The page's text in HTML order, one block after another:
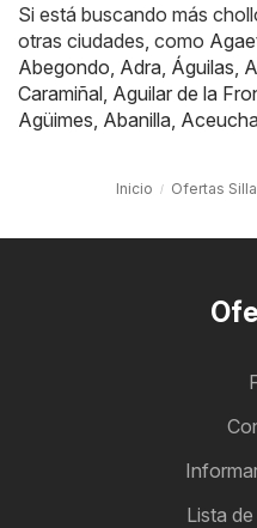
Si está buscando más
otras ciudades, como
Abegondo Adra Águilas
Caramiñal Aguilar de la
Agüimes Abanilla
Inicio Ofertas Silla
Lista